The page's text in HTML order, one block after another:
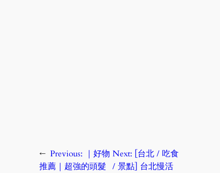
← Previous: ｜好物
推薦｜超強的頭髮
Next: [台北 / 吃食
/ 景點] 台北慢活